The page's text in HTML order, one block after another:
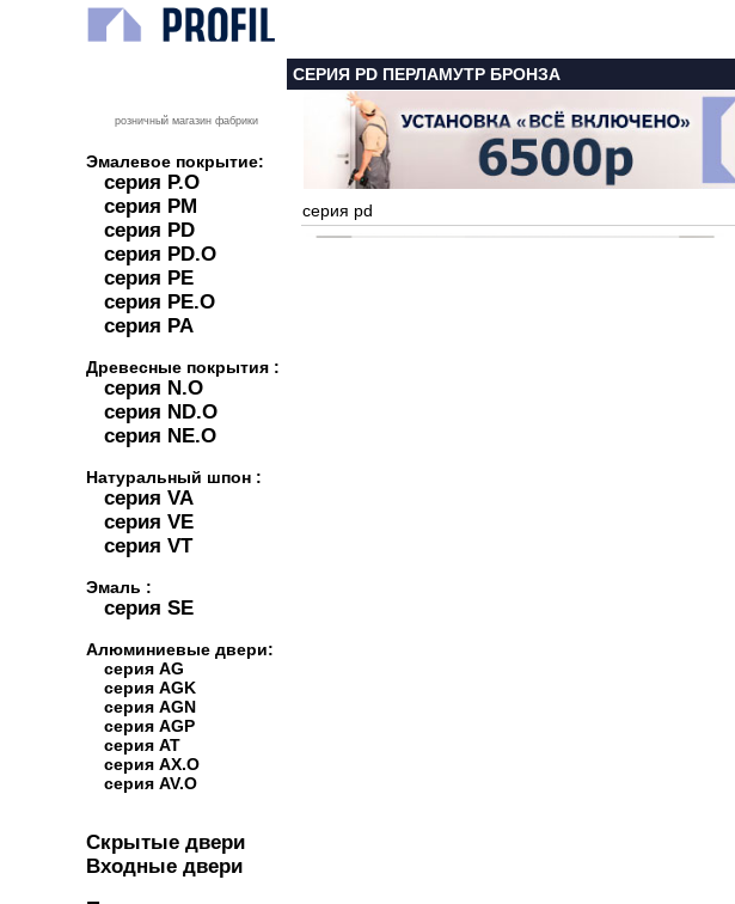
розничный магазин фабрики
Эмалевое покрытие:
серия P.O
серия PM
серия PD
серия PD.O
серия PE
серия PE.O
серия PA
Древесные покрытия :
серия N.O
серия ND.O
серия NE.O
Натуральный шпон :
серия VA
серия VE
серия VT
Эмаль :
серия SE
Алюминиевые двери:
серия AG
серия AGK
серия AGN
серия AGP
серия AT
серия AX.O
серия AV.O
Скрытые двери
Входные двери
СЕРИЯ PD ПЕРЛАМУТР БРОНЗА
серия pd